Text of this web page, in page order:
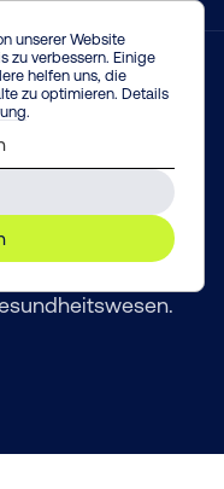
unserer Website
zu verbessern. Einige
helfen uns, die
zu optimieren. Details
.
Vorfall melden!
der Zerschlagung
as-a-